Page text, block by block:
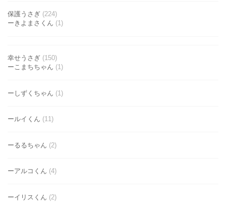
保護うさぎ (224)
ーきよまさくん (1)
幸せうさぎ (150)
ーこまちちゃん (1)
ーしずくちゃん (1)
ールイくん (11)
ーるるちゃん (2)
ーアルコくん (4)
ーイリスくん (2)